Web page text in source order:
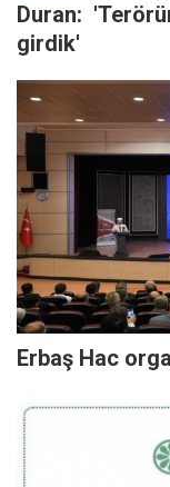
Duran:
girdik'
Erbaş Hac